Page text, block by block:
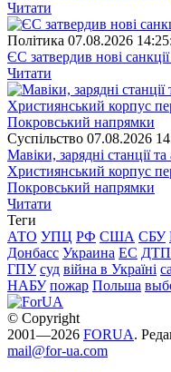
Читати
Полiтика 07.08.2026
ЄС затвердив нові
Читати
Суспiльство 07.08.2026
Мавіки, зарядні станції
Християнський корпус
Покровський напрямки
Читати
Теги
АТО УПЦ РФ США СБУ
Донбасс Украина ЕС ДТП
ГПУ суд війна в Україні
НАБУ пожар Польша
© Copyright
2001—2026 FORUA.
mail@for-ua.com